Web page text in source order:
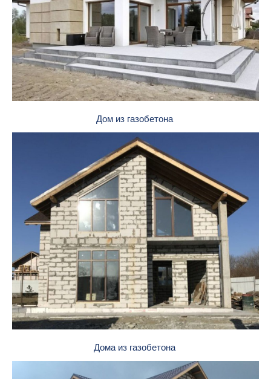
Дом из газобетона
Дома из газобетона